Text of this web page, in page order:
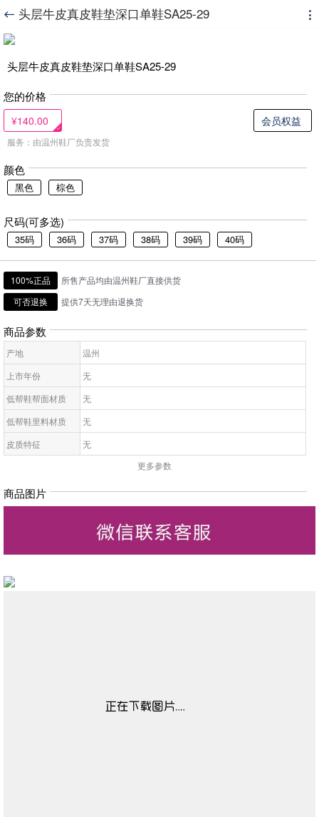
 头层牛皮真皮鞋垫深口单鞋SA25-29 
头层牛皮真皮鞋垫深口单鞋SA25-29
您的价格
¥140.00 会员权益
服务：由温州鞋厂负责发货
颜色
黑色 棕色
尺码(可多选)
35码 36码 37码 38码 39码 40码
100%正品
所售产品均由温州鞋厂直接供货
可否退换
提供7天无理由退换货
商品参数
产地
温州
上市年份
无
低帮鞋帮面材质
无
低帮鞋里料材质
无
皮质特征
无
低帮鞋开口深度
无
低帮鞋跟款式
无
低帮鞋闭合方式
更多参数
商品图片